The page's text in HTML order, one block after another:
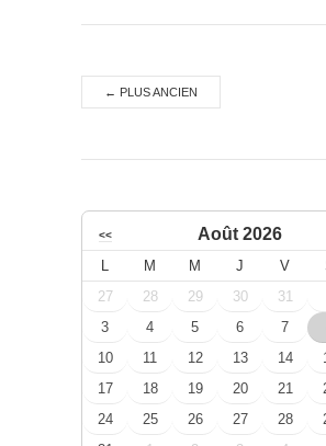
← PLUS ANCIEN
<< Août 2026
M M J V
27
28 29 30 31
3
4 5 6 7
10
11 12 13 14
17
18 19 20 21
24
25 26 27 28